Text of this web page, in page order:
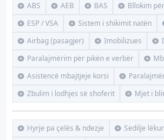
ABS AEB BAS Bllokim
ESP / VSA
Sistem i shikimit natën
Airbag (pasagjer)
Imobilizues
Paralajmërim për pikën e verbër
Asistencë mbajtjeje korsi
Zbulim i lodhjes së shoferit
Mjet i
Hyrje pa çelës & ndezje Sedilje